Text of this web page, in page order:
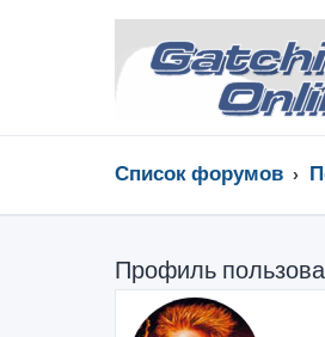
Список форумов
Профиль